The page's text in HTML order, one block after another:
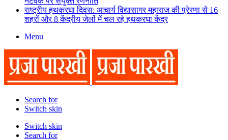
राष्ट्रीय हथकरघा दिवस: आचार्य विद्यासागर महाराज की प्रेरणा से 16
शहरों और 8 केंद्रीय जेलों में चल रहे हथकरघा केंद्र
Menu
Search for
Switch skin
Switch skin
Search for